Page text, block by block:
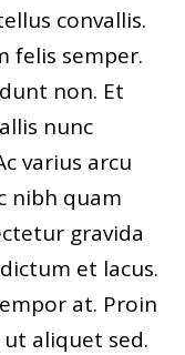
convallis.
felis semper.
non. Et
nunc
varius arcu
nibh quam
gravida
et lacus.
at. Proin
aliquet sed.